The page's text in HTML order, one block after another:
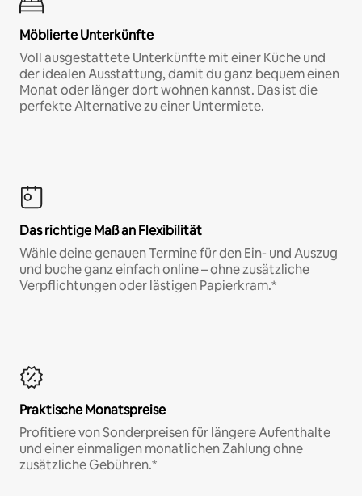
Möblierte Unterkünfte
Voll ausgestattete Unterkünfte mit einer Küche und
der idealen Ausstattung, damit du ganz bequem einen
Monat oder länger dort wohnen kannst. Das ist die
perfekte Alternative zu einer Untermiete.
Das richtige Maß an Flexibilität
Wähle deine genauen Termine für den Ein- und Auszug
und buche ganz einfach online – ohne zusätzliche
Verpflichtungen oder lästigen Papierkram.*
Praktische Monatspreise
Profitiere von Sonderpreisen für längere Aufenthalte
und einer einmaligen monatlichen Zahlung ohne
zusätzliche Gebühren.*